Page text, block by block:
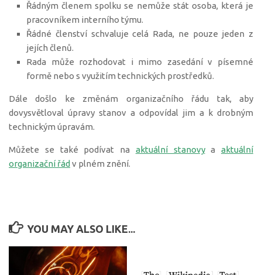
Řádným členem spolku se nemůže stát osoba, která je
pracovníkem interního týmu.
Řádné členství schvaluje celá Rada, ne pouze jeden z
jejích členů.
Rada může rozhodovat i mimo zasedání v písemné
formě nebo s využitím technických prostředků.
Dále došlo ke změnám organizačního řádu tak, aby
dovysvětloval úpravy stanov a odpovídal jim a k drobným
technickým úpravám.
Můžete se také podívat na aktuální stanovya aktuální
organizační řád v plném znění.
YOU MAY ALSO LIKE...